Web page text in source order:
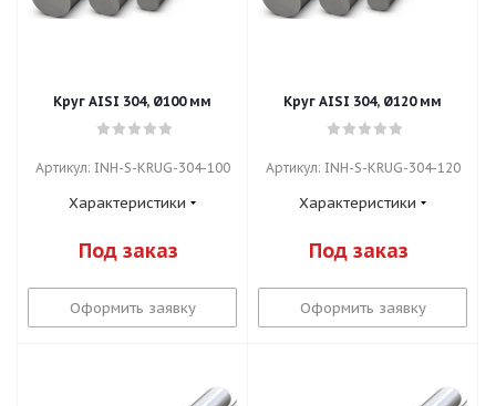
Круг AISI 304, Ø100 мм
Артикул: INH-S-KRUG-304-100
Характеристики
Под заказ
Оформить заявку
Круг AISI 304, Ø120 мм
Артикул: INH-S-KRUG-304-120
Характеристики
Под заказ
Оформить заявку